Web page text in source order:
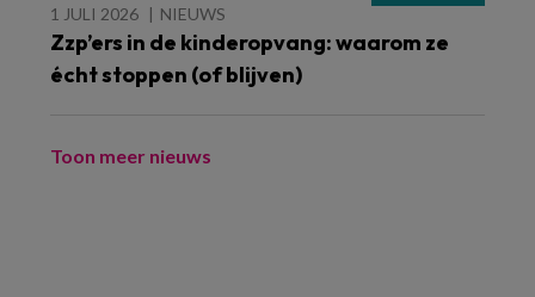
1 JULI 2026 NIEUWS
Zzp’ers in de kinderopvang: waarom ze
écht stoppen (of blijven)
Toon meer nieuws